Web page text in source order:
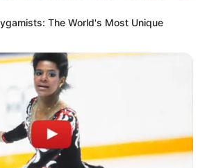
The World's Most Unique